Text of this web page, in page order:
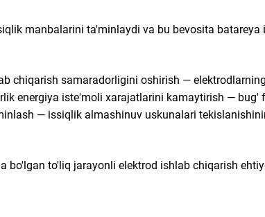
manbalarini ta'minlaydi va bu bevosita
chiqarish samaradorligini oshirish —
energiya iste'moli xarajatlarini kamaytirish — bug'
— issiqlik almashinuv uskunalari
to'liq jarayonli elektrod ishlab chiqarish